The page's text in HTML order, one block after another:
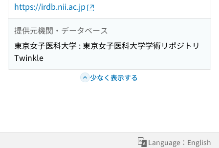
https://irdb.nii.ac.jp
提供元機関・データベース
東京女子医科大学 : 東京女子医科大学学術リポジトリ
Twinkle
少なく表示する
Language：English